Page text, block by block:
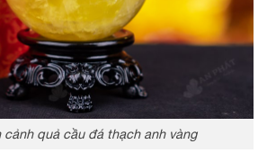
cảnh quả cầu đá thạch anh vàng